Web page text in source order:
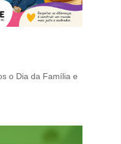
o Dia da Família e